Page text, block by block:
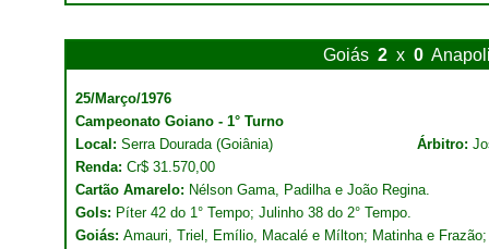
Goiás 2 x 0
25/Março/1976
Campeonato Goiano - 1° Turno
Local: Serra Dourada (Goiânia) Árbitro:
Renda: Cr$ 31.570,00
Cartão Amarelo: Nélson Gama, Padilha e João Regina.
Gols: Píter 42 do 1° Tempo; Julinho 38 do 2° Tempo.
Goiás: Amauri, Triel, Emílio, Macalé e Mílton; Matinha e